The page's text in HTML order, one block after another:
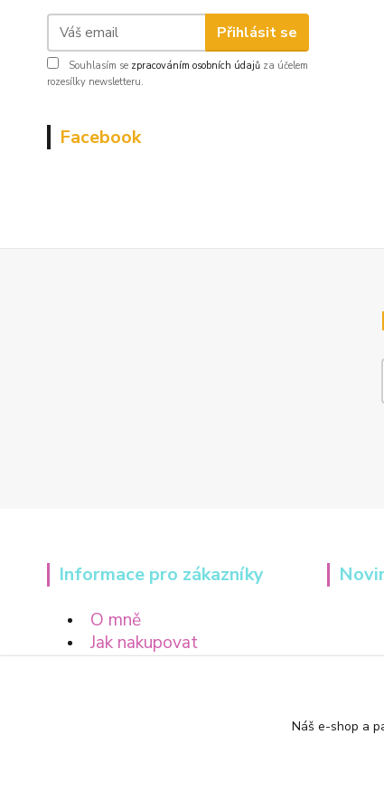
Přihlásit se
Souhlasím se zpracováním osobních údajů za účelem
rozesílky newsletteru.
Facebook
Informace pro zákazníky
O mně
Jak nakupovat
Náš e-shop a